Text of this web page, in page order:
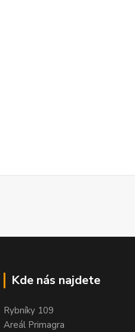
Kde nás najdete
Rybníky 109
Areál Primagra